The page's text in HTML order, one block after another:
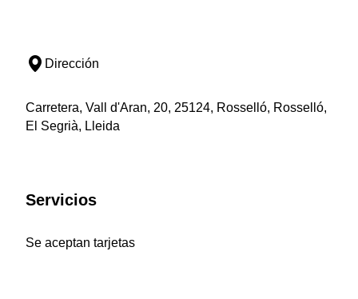
Dirección
Carretera, Vall d'Aran, 20, 25124, Rosselló, Rosselló,
El Segrià, Lleida
Servicios
Se aceptan tarjetas